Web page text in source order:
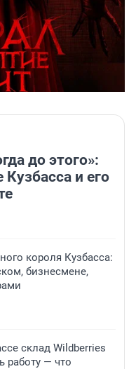
до этого»:
Кузбасса и его
короля Кузбасса:
бизнесмене,
склад Wildberries
работу — что